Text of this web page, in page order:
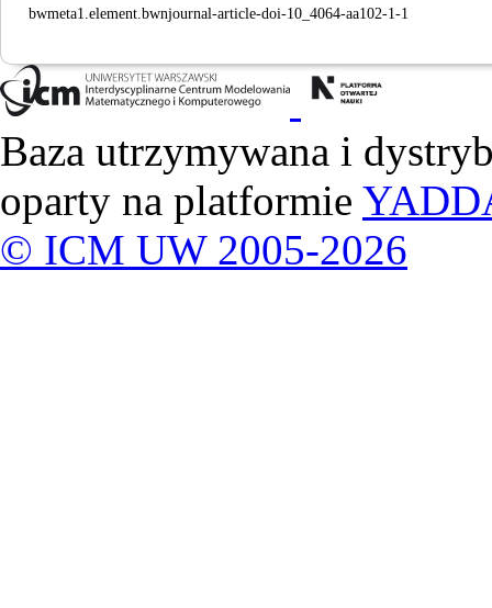
bwmeta1.element.bwnjournal-article-doi-10_4064-aa102-1-1
Baza utrzymywana i
oparty na platformie
© ICM UW 2005-2026